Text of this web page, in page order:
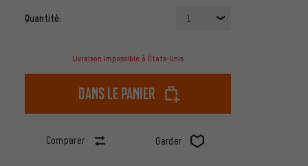
Quantité: 1
Livraison impossible à États-Unis
dans le panier
Comparer Garder